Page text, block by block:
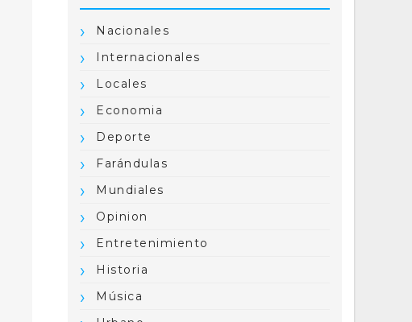
Nacionales
Internacionales
Locales
Economia
Deporte
Farándulas
Mundiales
Opinion
Entretenimiento
Historia
Música